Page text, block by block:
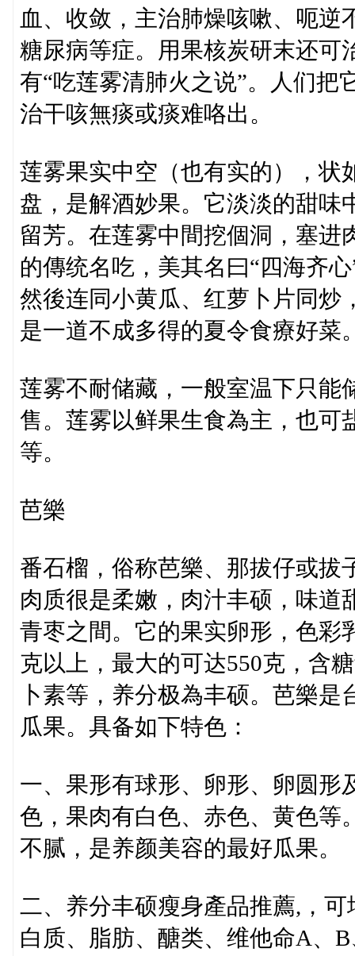
血、收敛，主治肺燥咳嗽、呃
糖尿病等症。用果核炭研末还可
有“吃莲雾清肺火之说”。人们把
治干咳無痰或痰难咯出。
莲雾果实中空（也有实的），状
盘，是解酒妙果。它淡淡的甜味
留芳。在莲雾中間挖個洞，塞进
的傳统名吃，美其名曰“四海齐
然後连同小黄瓜、红萝卜片同炒
是一道不成多得的夏令食療好菜
莲雾不耐储藏，一般室温下只能
售。莲雾以鲜果生食為主，也可
等。
芭樂
番石榴，俗称芭樂、那拔仔或拔
肉质很是柔嫩，肉汁丰硕，味道
青枣之間。它的果实卵形，色彩
克以上，最大的可达550克，含
卜素等，养分极為丰硕。芭樂
瓜果。具备如下特色：
一、果形有球形、卵形、卵圆形
色，果肉有白色、赤色、黄色等
不腻，是养颜美容的最好瓜果。
二、养分丰硕瘦身產品推薦,，
白质、脂肪、醣类、维他命A、